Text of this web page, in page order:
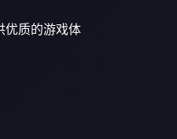
优质的游戏体